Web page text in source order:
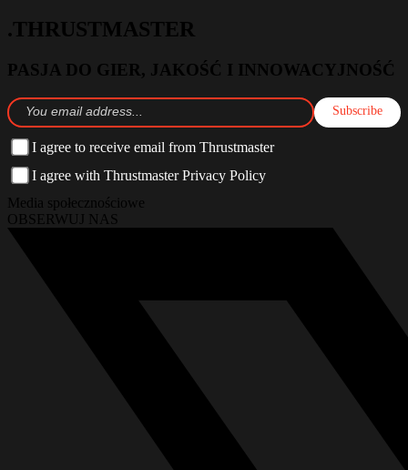
.THRUSTMASTER
PASJA DO GIER, JAKOŚĆ I INNOWACYJNOŚĆ
Subscribe
I agree to receive email from Thrustmaster
I agree with Thrustmaster Privacy Policy
Media społecznościowe
OBSERWUJ NAS